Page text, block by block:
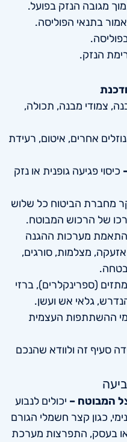
מגובה הנזק בפועל.
בתנאי הפוליסה.
הנזק.
צמודי מבנה, תכולה,
אחרים, איטום, רעידת
כיסוי פגיעה גופנית או נזק
מחברת הביטוח כל שלוש
של הרכוש המבוטח.
מערכות ההגנה
מצלמות, סורגים,
(ספרינקלרים), ברזי
הנדרש, גלאי אש ועשן.
ההשתתפות העצמית
סעיף זה ולוודא שהנכם
המבוטח – יכולים לנבוע
כגון קצר חשמלי הגורם
בעסק, התפרצות מערכת